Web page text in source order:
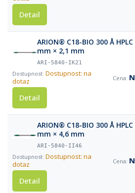
Detail
ARION® C18-BIO 300 Å
mm × 2,1 mm
ARI-5840-IK21
Dostupnost: na
dotaz
Detail
ARION® C18-BIO 300 Å
mm × 4,6 mm
ARI-5840-II46
Dostupnost: na
dotaz
Detail